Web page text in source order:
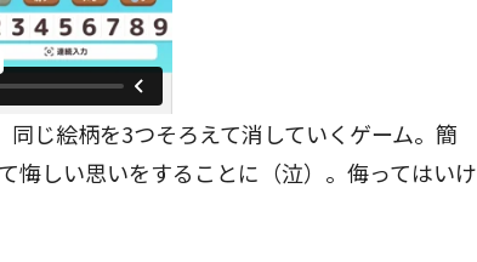
じ絵柄を3つそろえて消していくゲーム。簡
悔しい思いをすることに（泣）。侮ってはいけ